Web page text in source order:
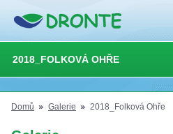
2018_FOLKOVÁ OHŘE
Domů Galerie 2018_Folková Ohře